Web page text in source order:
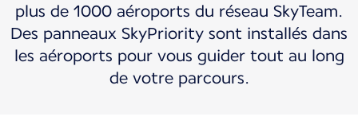
plus de 1000 aéroports du réseau SkyTeam.
Des panneaux SkyPriority sont installés dans
les aéroports pour vous guider tout au long
de votre parcours.